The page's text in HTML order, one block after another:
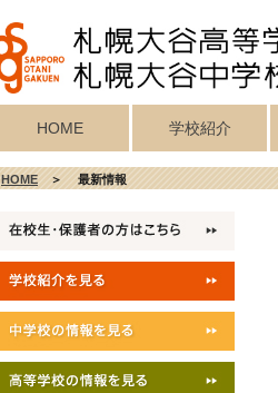
HOME 学校紹介
校長挨拶
教育目標・校訓
沿革
校歌・真宗宗歌・
記念歌
学校施設紹介
HOME＞ 最新情報